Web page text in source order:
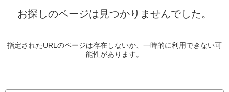
お探しのページは見つかりませんでした。
指定されたURLのページは存在しないか、一時的に利用できない可
能性があります。